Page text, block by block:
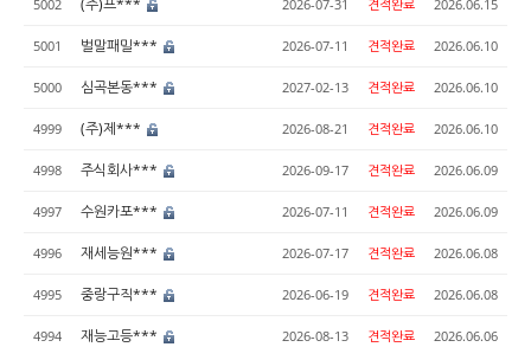
5002 (주)프*** 2026-07-31 견적완료 2026.06.15
5001 벌말패밀*** 2026-07-11 견적완료 2026.06.10
5000 심곡본동*** 2027-02-13 견적완료 2026.06.10
4999 (주)제*** 2026-08-21 견적완료 2026.06.10
4998 주식회사*** 2026-09-17 견적완료 2026.06.09
4997 수원카포*** 2026-07-11 견적완료 2026.06.09
4996 재세능원*** 2026-07-17 견적완료 2026.06.08
4995 중랑구직*** 2026-06-19 견적완료 2026.06.08
4994 재능고등*** 2026-08-13 견적완료 2026.06.06